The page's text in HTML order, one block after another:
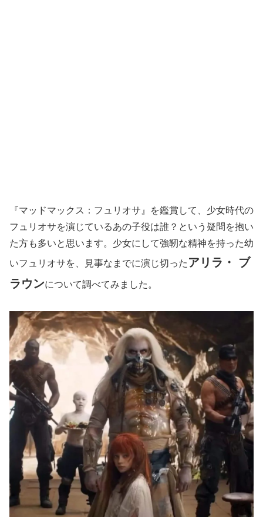
『マッドマックス：フュリオサ』を鑑賞して、少女時代の
フュリオサを演じているあの子役は誰？という疑問を抱い
た方も多いと思います。少女にして強靭な精神を持った幼
いフュリオサを、見事なまでに演じ切った アリラ・ ブ
ラウンについて調べてみました。